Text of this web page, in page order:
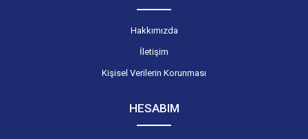
Hakkımızda
İletişim
Kişisel Verilerin Korunması
HESABIM